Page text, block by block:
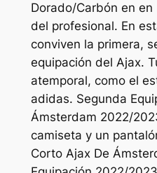
Dorado/Carbón en
del profesional. En
conviven la primera,
equipación del Ajax.
atemporal, como el
adidas. Segunda
Ámsterdam 2022/
camiseta y un
Corto Ajax De